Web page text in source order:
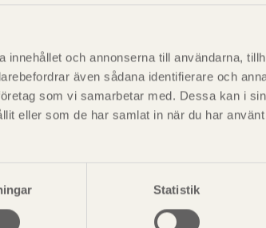
och annonserna till användarna,
även sådana identifierare och
som vi samarbetar med. Dessa kan i
eller som de har samlat in när du har
Statistik
och deras